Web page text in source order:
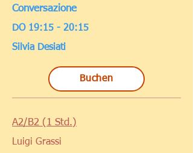
Conversazione
DO 19:15 - 20:15
Silvia Desiati
Buchen
A2/B2 (1 Std.)
Luigi Grassi